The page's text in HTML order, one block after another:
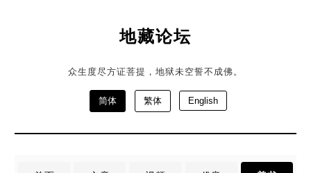
地藏论坛
众生度尽方证菩提，地狱未空誓不成佛。
简体 繁体 English